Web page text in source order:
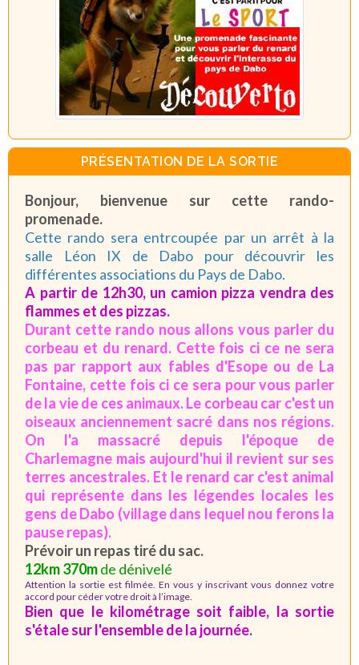
PRÉSENTATION DE LA SORTIE
Bonjour, bienvenue sur cette rando-
promenade.
Cette rando sera entrcoupée par un arrêt à la
salle Léon IX de Dabo pour découvrir les
différentes associations du Pays de Dabo.
A partir de 12h30, un camion pizza vendra des
flammes et des pizzas.
Durant cette rando nous allons vous parler du
corbeau et du renard. Cette fois ci ce ne sera
pas par rapport aux fables d'Esope ou de La
Fontaine, cette fois ci ce sera pour vous parler
de la vie de ces animaux. Le corbeau car c'est un
oiseaux anciennement sacré dans nos régions.
On l'a massacré depuis l'époque de
Charlemagne mais aujourd'hui il revient sur ses
terres ancestrales. Et le renard car c'est animal
qui représente dans les légendes locales les
gens de Dabo (village dans lequel nou ferons la
pause repas).
Prévoir un repas tiré du sac.
12km 370mde dénivelé
Attention la sortie est filmée. En vous y inscrivant vous donnez votre
accord pour céder votre droit à l’image.
Bien que le kilométrage soit faible, la sortie
s'étale sur l'ensemble de la journée.